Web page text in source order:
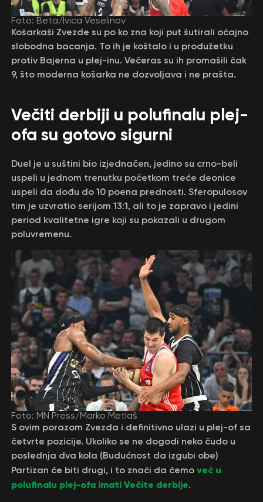
Foto: Beta/Ivica Veselinov
Košarkaši Zvezde su po ko zna koji put šutirali očajno
slobodna bacanja. To ih je koštalo i u produžetku
protiv Bajerna u plej-inu. Večeras su ih promašili čak
9, što moderna košarka ne dozvoljava i ne prašta.
Večiti derbiji u polufinalu plej-
ofa su gotovo sigurni
Duel je u suštini bio izjednačen, jedino su crno-beli
uspeli u jednom trenutku početkom treće deonice
uspeli da dođu do 10 poena prednosti. Sferopulosov
tim je uzvratio serijom 13:1, ali to je zapravo i jedini
period kvalitetne igre koji su pokazali u drugom
poluvremenu.
Foto: MN Press/Marko Metlaš
S ovim porazom Zvezda i definitivno ulazi u plej-of sa
četvrte pozicije. Ukoliko se ne dogodi neko čudo u
poslednja dva kola (Budućnost da izgubi obe)
Partizan će biti drugi, i to znači da ćemo već u
polufinalu plej-ofa imati Večite derbije.